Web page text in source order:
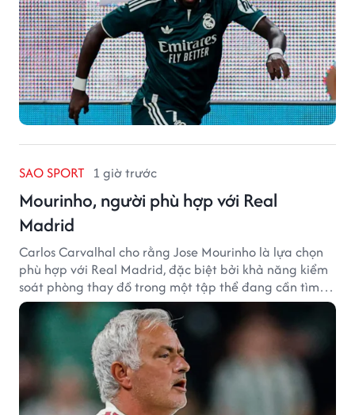
SAO SPORT 1 giờ trước
Mourinho, người phù hợp với Real
Madrid
Carlos Carvalhal cho rằng Jose Mourinho là lựa chọn
phù hợp với Real Madrid, đặc biệt bởi khả năng kiểm
soát phòng thay đồ trong một tập thể đang cần tìm
lại sự ổn định.